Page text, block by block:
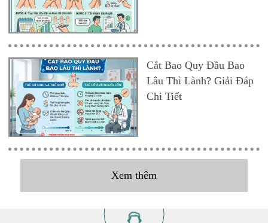
Cắt Bao Quy Đầu Bao
Lâu Thì Lành? Giải Đáp
Chi Tiết
Xem thêm